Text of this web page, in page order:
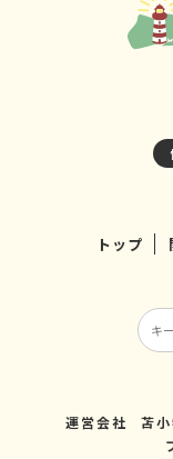
トップ
運営会社 苫